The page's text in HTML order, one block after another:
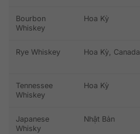
Bourbon
Whiskey
Hoa Kỳ
Rye Whiskey Hoa Kỳ, Canada
Tennessee
Whiskey
Hoa Kỳ
Japanese
Whisky
Nhật Bản